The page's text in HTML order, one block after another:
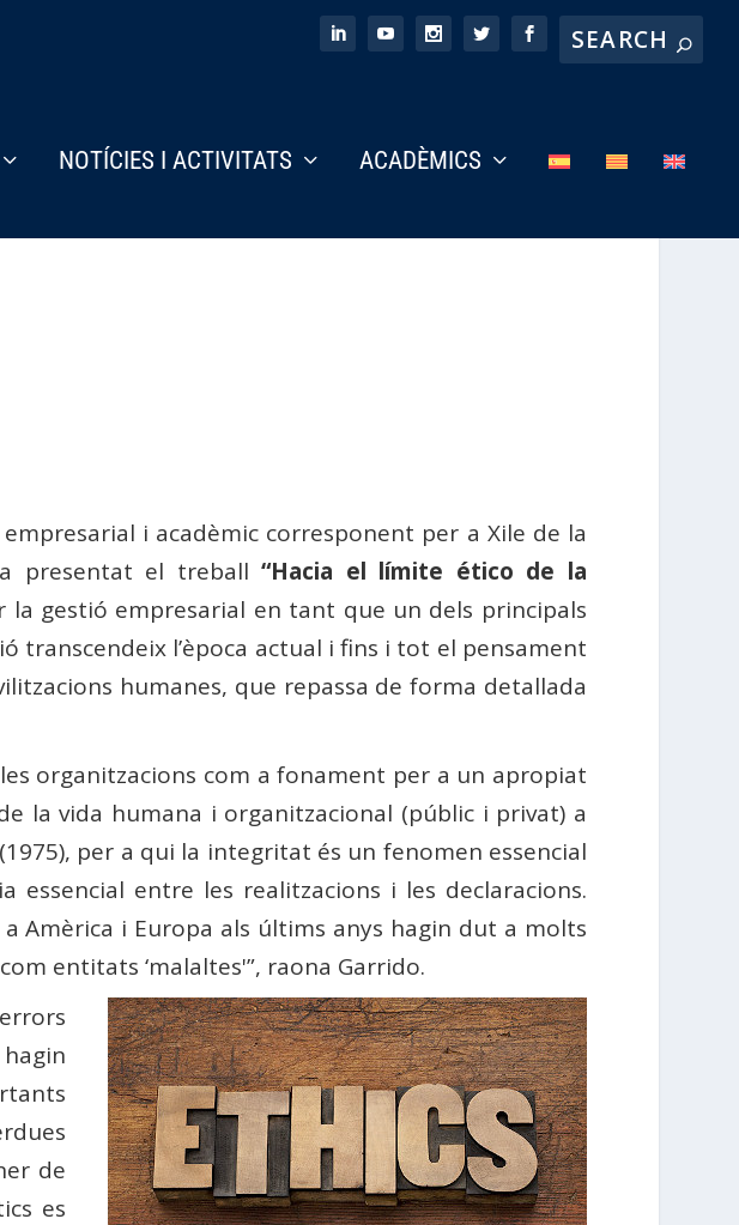
NOTÍCIES I ACTIVITATS ACADÈMICS
i acadèmic corresponent per a Xile de la
presentat el treball“Hacia el límite ético de la
gestió empresarial en tant que un dels principals
transcendeix l’època actual i fins i tot el pensament
humanes, que repassa de forma detallada
les organitzacions com a fonament per a un apropiat
la vida humana i organitzacional (públic i privat) a
(1975), per a qui la integritat és un fenomen essencial
essencial entre les realitzacions i les declaracions.
Amèrica i Europa als últims anys hagin dut a molts
entitats ‘malaltes'”, raona Garrido.
de
es